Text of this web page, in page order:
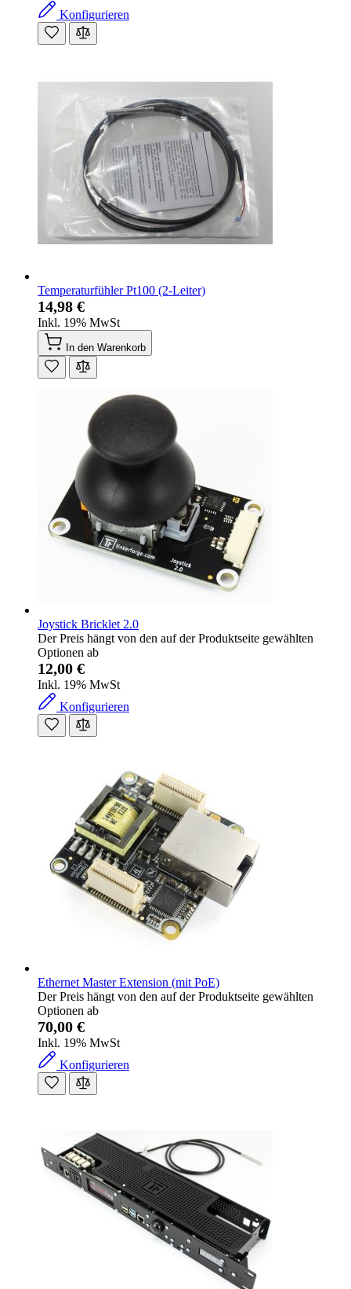
Konfigurieren
Temperaturfühler Pt100 (2-Leiter)
14,98 €
Inkl. 19% MwSt
In den Warenkorb
Joystick Bricklet 2.0
Der Preis hängt von den auf der Produktseite gewählten
Optionen ab
12,00 €
Inkl. 19% MwSt
Konfigurieren
Ethernet Master Extension (mit PoE)
Der Preis hängt von den auf der Produktseite gewählten
Optionen ab
70,00 €
Inkl. 19% MwSt
Konfigurieren